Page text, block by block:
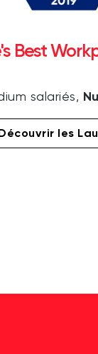
Best
salariés,
les